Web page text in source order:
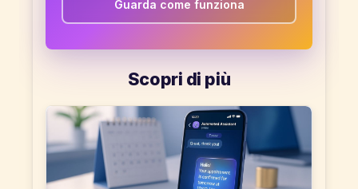
Guarda come funziona
Scopri di più